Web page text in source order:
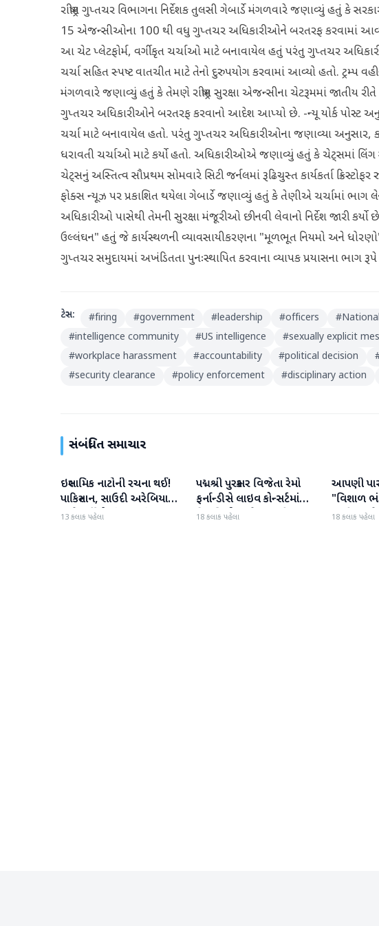
રાષ્ટ્રીય ગુપ્તચર વિભાગના નિર્દેશક તુલસી ગેબાર્ડે મંગળવારે જણાવ્યું હતું કે
15 એજન્સીઓના 100 થી વધુ ગુપ્તચર અધિકારીઓને બરતરફ કરવામાં આવ્યા
આ ચેટ પ્લેટફોર્મ, વર્ગીકૃત ચર્ચાઓ માટે બનાવાયેલ હતું પરંતુ ગુપ્તચર
ચર્ચા સહિત સ્પષ્ટ વાતચીત માટે તેનો દુરુપયોગ કરવામાં આવ્યો હતો. ટ્રમ્પ
મંગળવારે જણાવ્યું હતું કે તેમણે રાષ્ટ્રીય સુરક્ષા એજન્સીના ચેટરૂમમાં જાતીય
ગુપ્તચર અધિકારીઓને બરતરફ કરવાનો આદેશ આપ્યો છે. -ન્યૂ યોર્ક પોસ્ટ
ચર્ચા માટે બનાવાયેલ હતો. પરંતુ ગુપ્તચર અધિકારીઓના જણાવ્યા અનુસાર,
ધરાવતી ચર્ચાઓ માટે કર્યો હતો. અધિકારીઓએ જણાવ્યું હતું કે ચેટ્સમાં લિંગ
ચેટ્સનું અસ્તિત્વ સૌપ્રથમ સોમવારે સિટી જર્નલમાં રૂઢિચુસ્ત કાર્યકર્તા
ફોક્સ ન્યૂઝ પર પ્રકાશિત થયેલા ગેબાર્ડે જણાવ્યું હતું કે તેણીએ ચર્ચામાં ભાગ
અધિકારીઓ પાસેથી તેમની સુરક્ષા મંજૂરીઓ છીનવી લેવાનો નિર્દેશ જારી
ઉલ્લંઘન" હતું જે કાર્યસ્થળની વ્યાવસાયીકરણના "મૂળભૂત નિયમો અને
ગુપ્તચર સમુદાયમાં અખંડિતતા પુનઃસ્થાપિત કરવાના વ્યાપક પ્રયાસના ભાગ
ટેગ્સ: #firing #government #leadership #officers #
#intelligence community #US intelligence #sexually explicit
#workplace harassment #accountability #political decision
#security clearance #policy enforcement #disciplinary action
સંબંધિત સમાચાર
આંતરરાષ્ટ્રીય
ઇસ્લામિક નાટોની રચના થઈ!
પાકિસ્તાન, સાઉદી અરેબિયા
અને તુર્કીએ સંયુક્ત સંરક્ષણ
13 કલાક પહેલા
આંતરરાષ્ટ્રીય
પદ્મશ્રી પુરસ્કાર વિજેતા રેમો
ફર્નાન્ડીસે લાઇવ કોન્સર્ટમાંથી
નિવૃત્તિની જાહેરાત કરી
18 કલાક પહેલા
આંતરરાષ્ટ્રીય
આપણી પાસે
"વિશાળ
"ગરીબ" છે,
18 કલાક પહેલા